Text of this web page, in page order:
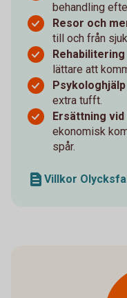
behandling
Resor och
till och från
lättare att
Psykologhjälp
extra tufft.
Ersättning
ekonomisk
spår.
Villkor